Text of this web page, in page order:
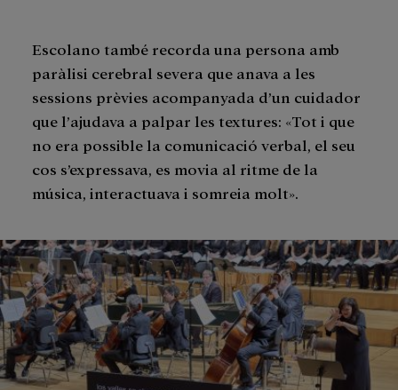
Escolano també recorda una persona amb
paràlisi cerebral severa que anava a les
sessions prèvies acompanyada d’un cuidador
que l’ajudava a palpar les textures: «Tot i que
no era possible la comunicació verbal, el seu
cos s’expressava, es movia al ritme de la
música, interactuava i somreia molt».